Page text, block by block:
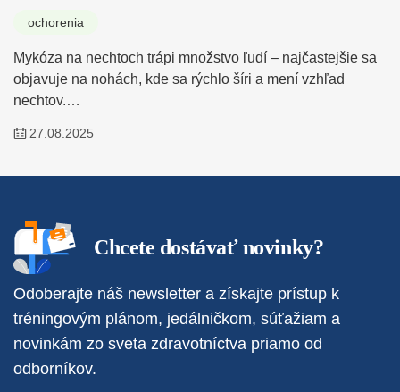
ochorenia
Mykóza na nechtoch trápi množstvo ľudí – najčastejšie sa
objavuje na nohách, kde sa rýchlo šíri a mení vzhľad
nechtov.…
27.08.2025
Chcete dostávať novinky?
Odoberajte náš newsletter a získajte prístup k
tréningovým plánom, jedálničkom, súťažiam a
novinkám zo sveta zdravotníctva priamo od
odborníkov.